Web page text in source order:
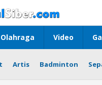
Olahraga Video
Artis Badminton